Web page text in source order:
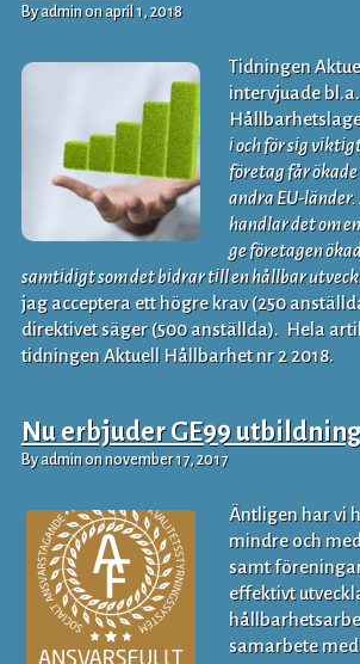
By admin on april 1, 2018
Tidningen
intervjuade
i och för sig
företag får
andra EU-
handlar det om
ge företagen
samtidigt som det bidrar till en hållbar
jag acceptera ett högre krav (250
direktivet säger (500 anställda). Hela
tidningen Aktuell Hållbarhet nr 2 2018.
Nu erbjuder GE99
By admin on november 17, 2017
Äntligen har vi
mindre och
samt
effektivt
samarbete